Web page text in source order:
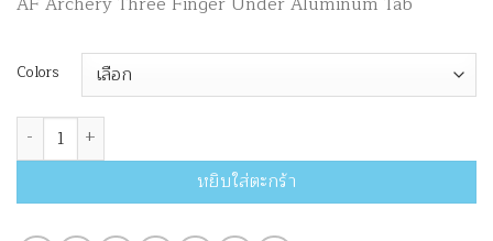
Colors
จำนวน AF Barebow Tab Aluminum ชิ้น
หยิบใส่ตะกร้า